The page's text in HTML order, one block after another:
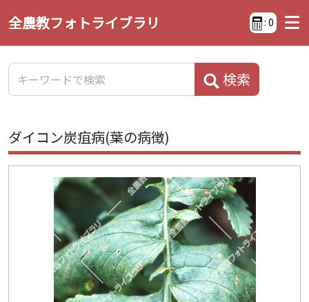
全農教フォトライブラリ : 0
検索
ダイコン炭疽病(葉の病徴)